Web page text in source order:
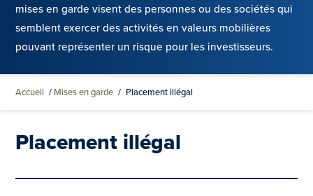
mises en garde visent des personnes ou des sociétés qui
semblent exercer des activités en valeurs mobilières
pouvant représenter un risque pour les investisseurs.
Accueil / Mises en garde / Placement illégal
Placement illégal